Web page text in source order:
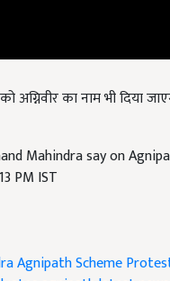
PM IST
agnipath latest news